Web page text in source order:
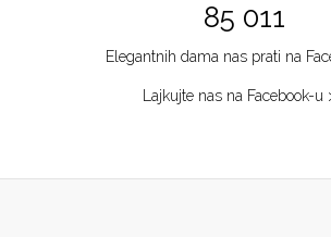
85 011
Elegantnih dama nas prati na
Lajkujte nas na Facebook-u